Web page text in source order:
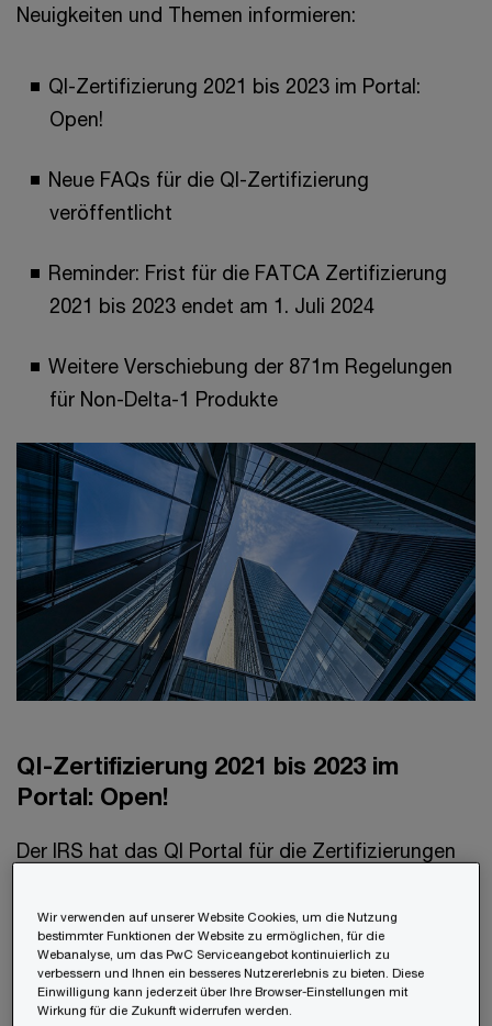
Neuigkeiten und Themen informieren:
QI-Zertifizierung 2021 bis 2023 im Portal:
Open!
Neue FAQs für die QI-Zertifizierung
veröffentlicht
Reminder: Frist für die FATCA Zertifizierung
2021 bis 2023 endet am 1. Juli 2024
Weitere Verschiebung der 871m Regelungen
für Non-Delta-1 Produkte
QI-Zertifizierung 2021 bis 2023 im
Portal: Open!
Der IRS hat das QI Portal für die Zertifizierungen
über den Link „QI, WP, or WT certification“ im
„Activity Center“ gestartet werden. In einem
ersten Schritt ist das Prüfungsjahr (Periodic
Review Year) zu wählen (Achtung: Dieses kann
Wir verwenden auf unserer Website Cookies, um die Nutzung
bestimmter Funktionen der Website zu ermöglichen, für die
Webanalyse, um das PwC Serviceangebot kontinuierlich zu
verbessern und Ihnen ein besseres Nutzererlebnis zu bieten. Diese
Einwilligung kann jederzeit über Ihre Browser-Einstellungen mit
Wirkung für die Zukunft widerrufen werden.